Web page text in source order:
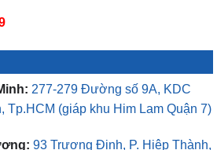
277-279 Đường số 9A, KDC
Tp.HCM
93 Trương Định, P. Hiệp Thành,